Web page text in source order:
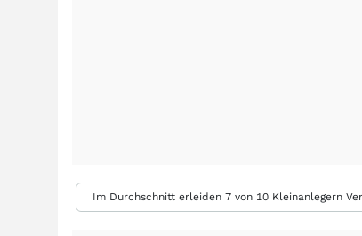
Im Durchschnitt erleiden 7 von 10 Kleinanlegern